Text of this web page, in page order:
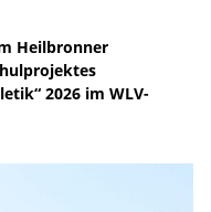
Heilbronner
2026 im WLV-